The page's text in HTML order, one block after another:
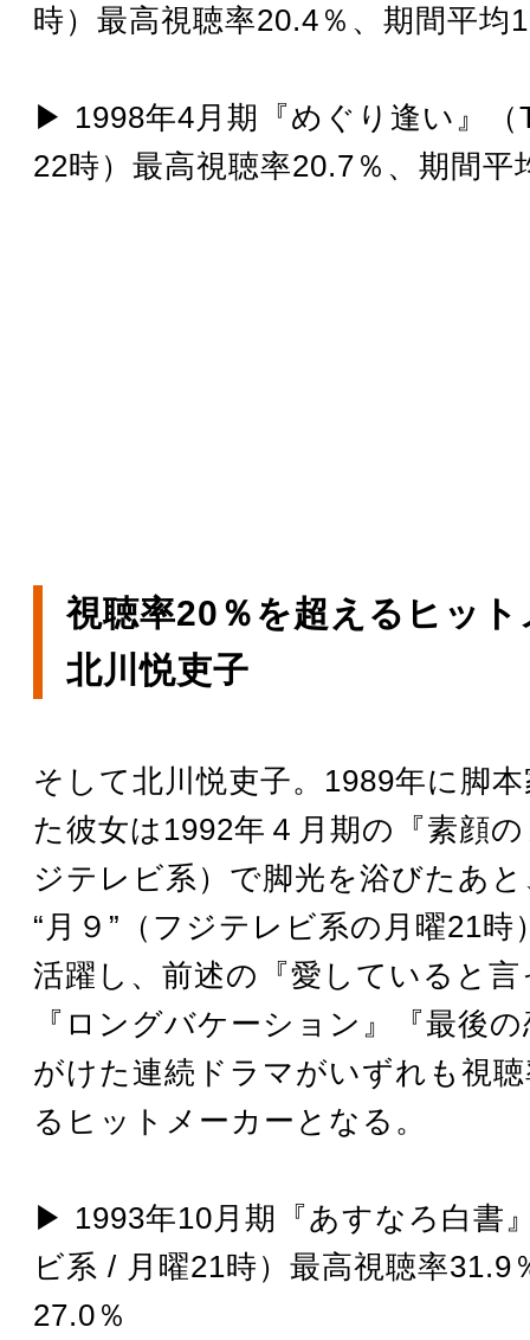
時）最高視聴率20.4％、期間平均
▶︎ 1998年4月期『めぐり逢い』（
22時）最高視聴率20.7％、期間平
視聴率20％を超えるヒット
北川悦吏子
そして北川悦吏子。1989年に脚
た彼女は1992年４月期の『素顔
ジテレビ系）で脚光を浴びたあ
“月９”（フジテレビ系の月曜21時
活躍し、前述の『愛していると
『ロングバケーション』『最後
がけた連続ドラマがいずれも視
るヒットメーカーとなる。
▶︎ 1993年10月期『あすなろ白書
ビ系 / 月曜21時）最高視聴率31.9
27.0％